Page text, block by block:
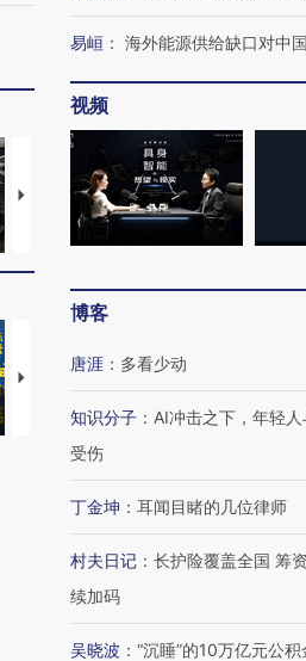
马航飞行员跨国走私7万
粒摇头丸 尿检体内含3种
视线｜HYROX
术：是什么让中
心“花钱找虐”？
【推广】走进第四届链博
有意思的生活
易峘 ： 海外能源供给缺口对中
视频
博客
唐涯 ： 多看少动
知识分子 ： AI冲击之下，年轻
受伤
丁金坤 ： 耳闻目睹的几位律师
村夫日记 ： 长护险覆盖全国 筹
续加码
吴晓波 ： “沉睡”的10万亿元公积